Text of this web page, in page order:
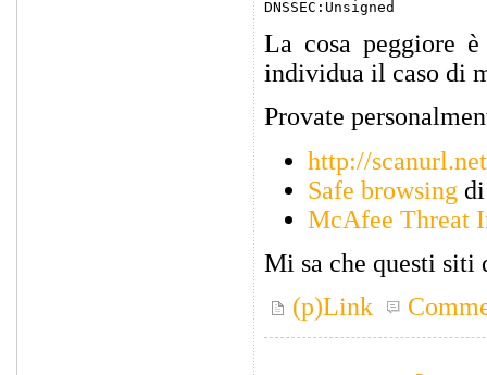
La cosa peggiore
individua il caso di
Provate
http://scanurl.net
Safe browsing
McAfee Threat
Mi sa che questi siti
(p)Link